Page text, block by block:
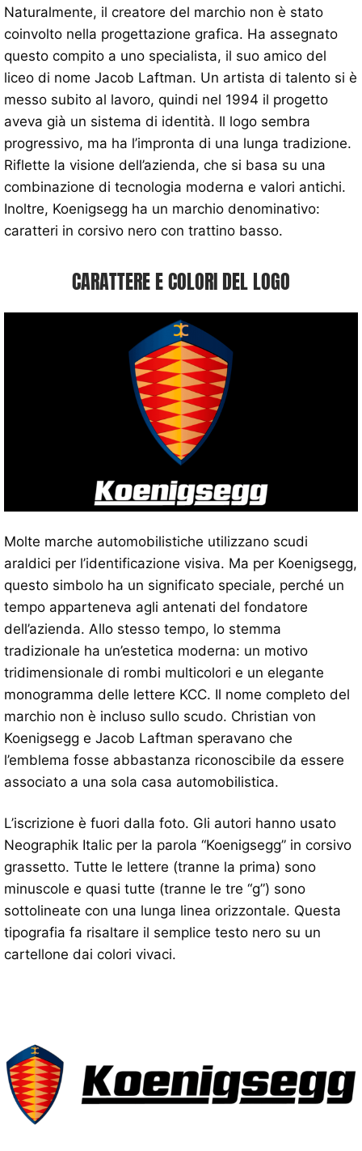
Naturalmente, il creatore del marchio non è stato
coinvolto nella progettazione grafica. Ha assegnato
questo compito a uno specialista, il suo amico del
liceo di nome Jacob Laftman. Un artista di talento si è
messo subito al lavoro, quindi nel 1994 il progetto
aveva già un sistema di identità. Il logo sembra
progressivo, ma ha l’impronta di una lunga tradizione.
Riflette la visione dell’azienda, che si basa su una
combinazione di tecnologia moderna e valori antichi.
Inoltre, Koenigsegg ha un marchio denominativo:
caratteri in corsivo nero con trattino basso.
CARATTERE E COLORI DEL LOGO
Molte marche automobilistiche utilizzano scudi
araldici per l’identificazione visiva. Ma per Koenigsegg,
questo simbolo ha un significato speciale, perché un
tempo apparteneva agli antenati del fondatore
dell’azienda. Allo stesso tempo, lo stemma
tradizionale ha un’estetica moderna: un motivo
tridimensionale di rombi multicolori e un elegante
monogramma delle lettere KCC. Il nome completo del
marchio non è incluso sullo scudo. Christian von
Koenigsegg e Jacob Laftman speravano che
l’emblema fosse abbastanza riconoscibile da essere
associato a una sola casa automobilistica.
L’iscrizione è fuori dalla foto. Gli autori hanno usato
Neographik Italic per la parola “Koenigsegg” in corsivo
grassetto. Tutte le lettere (tranne la prima) sono
minuscole e quasi tutte (tranne le tre “g”) sono
sottolineate con una lunga linea orizzontale. Questa
tipografia fa risaltare il semplice testo nero su un
cartellone dai colori vivaci.